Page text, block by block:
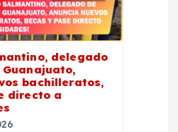
delegado
Guanajuato,
bachilleratos,
directo a